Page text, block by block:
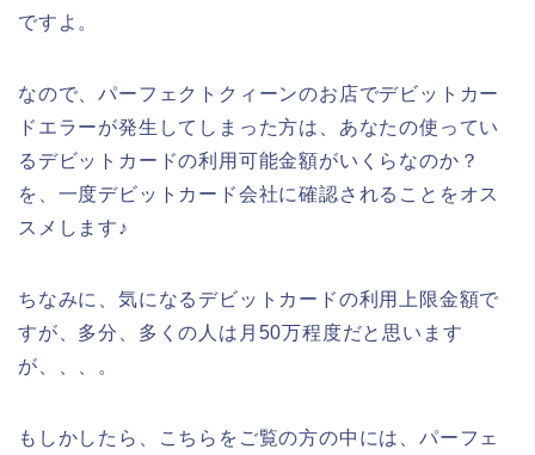
ですよ。
なので、パーフェクトクィーンのお店でデビットカー
ドエラーが発生してしまった方は、あなたの使ってい
るデビットカードの利用可能金額がいくらなのか？
を、一度デビットカード会社に確認されることをオス
スメします♪
ちなみに、気になるデビットカードの利用上限金額で
すが、多分、多くの人は月50万程度だと思います
が、、、。
もしかしたら、こちらをご覧の方の中には、パーフェ